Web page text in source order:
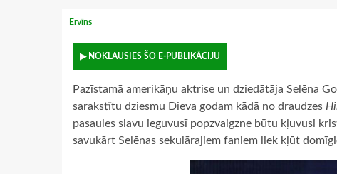
Ervīns
▶ NOKLAUSIES ŠO E-PUBLIKĀCIJU
Pazīstamā amerikāņu aktrise un dziedātāja Selēna
sarakstītu dziesmu Dieva godam kādā no draudzes
pasaules slavu ieguvusī popzvaigzne būtu kļuvusi
savukārt Selēnas sekulārajiem faniem liek kļūt